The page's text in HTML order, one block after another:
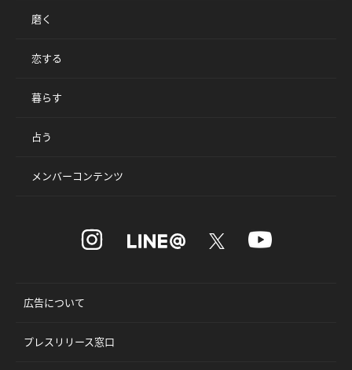
磨く
恋する
暮らす
占う
メンバーコンテンツ
広告について
プレスリリース窓口